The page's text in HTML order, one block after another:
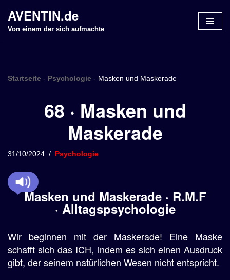
Z
n
p
i
n
AVENTIN.de
Von einem der sich aufmachte
Startseite - Psychologie - Masken und Maskerade
68 · Masken und
Maskerade
31/10/2024 Psychologie
Masken und Maskerade · R.M.F
· Alltagspsychologie
Wir beginnen mit der Maskerade! Eine Maske
schafft sich das ICH, indem es sich einen Ausdruck
gibt, der seinem natürlichen Wesen nicht entspricht.